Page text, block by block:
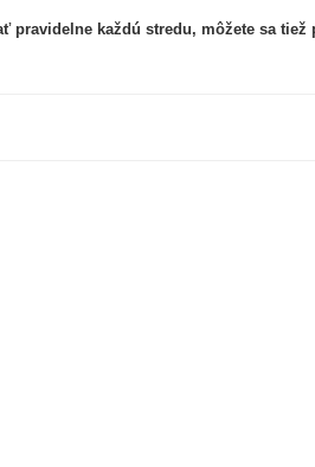
pravidelne každú stredu, môžete sa